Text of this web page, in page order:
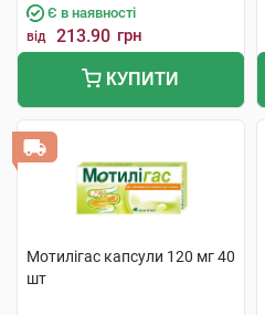
Є в наявності
від 213.90 грн
КУПИТИ
Мотилігас капсули 120 мг 40
шт